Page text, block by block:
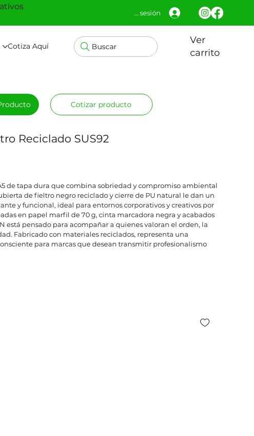
Cotiza Aquí Buscar
Ver
carrito
Iniciar sesión
Reciclado SUS92
de tapa dura que combina sobriedad y compromiso ambiental
de fieltro negro reciclado y cierre de PU natural le dan un
y funcional, ideal para entornos corporativos y creativos por
en papel marfil de 70 g, cinta marcadora negra y acabados
está pensado para acompañar a quienes valoran el orden, la
Fabricado con materiales reciclados, representa una
para marcas que desean transmitir profesionalismo
Cotizar producto